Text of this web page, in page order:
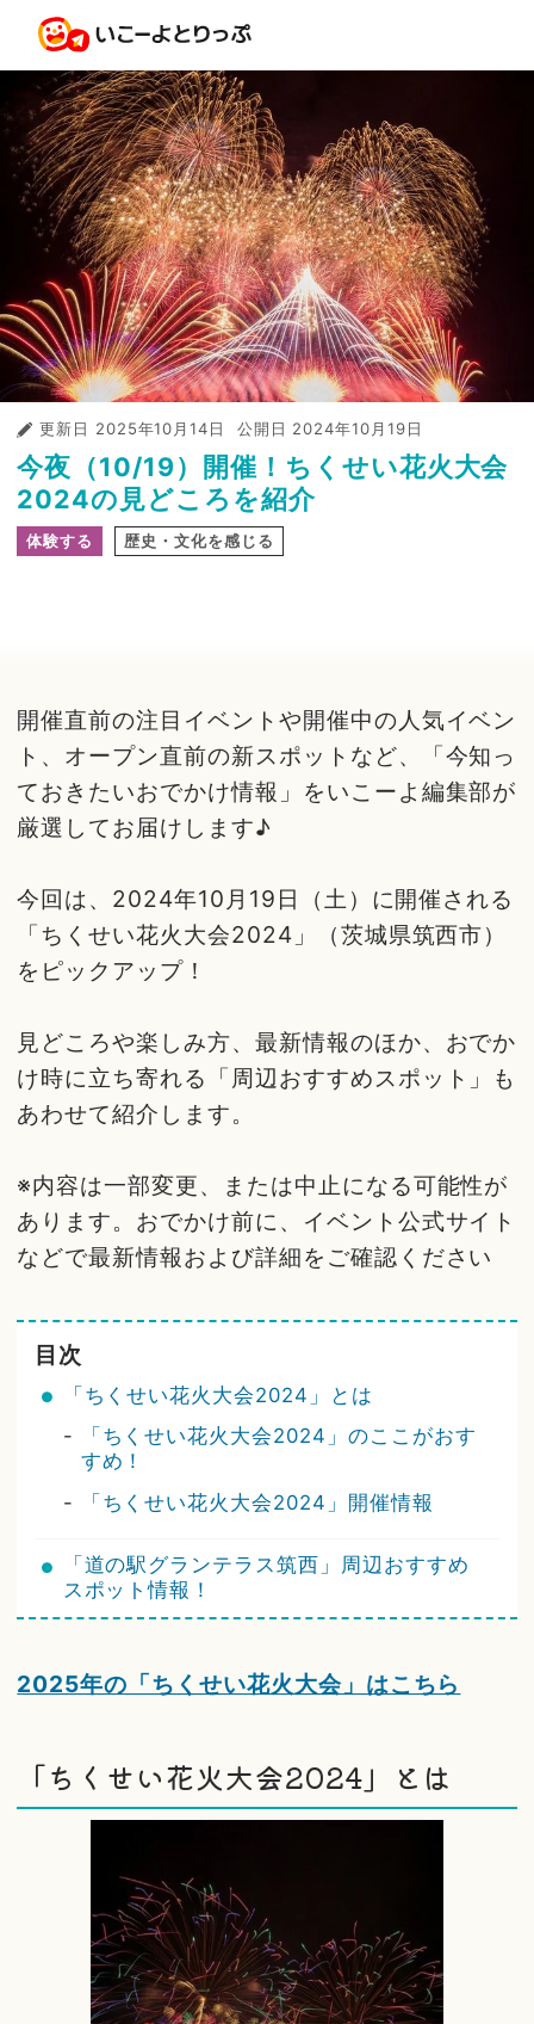
更新日 2025年10月14日 公開日 2024年10月19日
今夜（10/19）開催！ちくせい花火大会
2024の見どころを紹介
体験する 歴史・文化を感じる
開催直前の注目イベントや開催中の人気イベン
ト、オープン直前の新スポットなど、「今知っ
ておきたいおでかけ情報」をいこーよ編集部が
厳選してお届けします♪
今回は、2024年10月19日（土）に開催される
「ちくせい花火大会2024」（茨城県筑西市）
をピックアップ！
見どころや楽しみ方、最新情報のほか、おでか
け時に立ち寄れる「周辺おすすめスポット」も
あわせて紹介します。
※内容は一部変更、または中止になる可能性が
あります。おでかけ前に、イベント公式サイト
などで最新情報および詳細をご確認ください
目次
「ちくせい花火大会2024」とは
-
「ちくせい花火大会2024」のここがおす
すめ！
-
「ちくせい花火大会2024」開催情報
「道の駅グランテラス筑西」周辺おすすめ
スポット情報！
2025年の「ちくせい花火大会」はこちら
「ちくせい花火大会2024」とは